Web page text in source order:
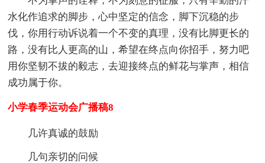
水化作追求的脚步，心中坚定的信念，脚下沉稳的步
伐，你用行动诉说着一个不变的真理，没有比脚更长的
路，没有比人更高的山，希望在终点向你招手，努力吧
用你坚韧不拔的毅志，去迎接终点的鲜花与掌声，相信
成功属于你。
小学春季运动会广播稿8
几许真诚的鼓励
几句亲切的问候